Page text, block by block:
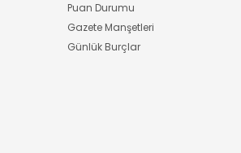
Puan Durumu
Gazete Manşetleri
Günlük Burçlar